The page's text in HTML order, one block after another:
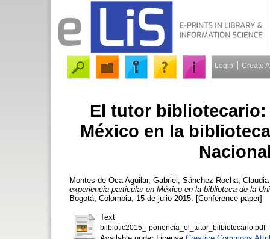
Login Create
El tutor
México en la
Montes de Oca Aguilar, Gabriel
Sánchez Rocha,
experiencia particular en México en la biblioteca de la
Bogotá, Colombia, 15 de julio 2015. [Conference paper]
Text
bilbiotic2015_-ponencia_el_tutor_bilbiotecario.pdf-